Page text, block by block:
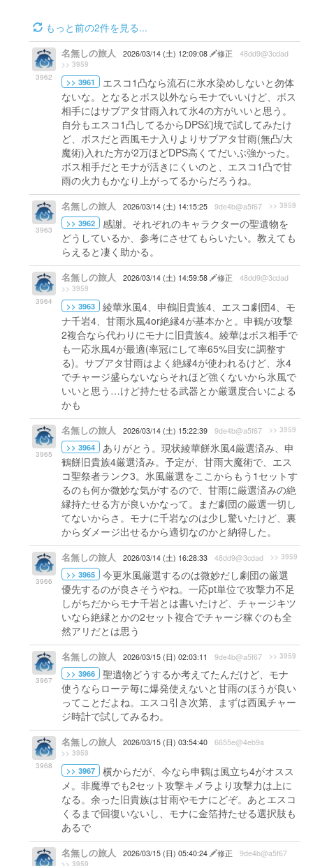
もっと前の2件を見る...
3962
名無しの旅人 2026/03/14 (土) 12:09:08 修正 48dd9@3cdad
>> 3959
>> 3961
エスコ1凸なら流石に氷水染めしないと勿体
ないな。となるとボス以外ならモナでいいけど、ボス
相手にはサブアタ甘雨入れて氷4の方がいいと思う。
自分もエスコ1凸してるからDPS幻境で試してみたけ
ど、ボスだと西風モナ入りよりサブアタ甘雨(無凸/大
魔術)入れた方が2万ほどDPS高くてだいぶ強かった。
ボス相手だとモナが活きにくいのと、エスコ1凸で甘
雨の火力もかなり上がってるからだろうね。
3963
名無しの旅人 2026/03/14 (土) 14:15:25 9de4b@a5f67 >> 3959
>> 3962
感謝。それぞれのキャラクターの聖遺物を
どうしているか、参考にさせてもらいたい。教えても
らえると凄く助かる。
3964
名無しの旅人 2026/03/14 (土) 14:59:58 修正 48dd9@3cdad
>> 3959
>> 3963
綾華氷風4、申鶴旧貴族4、エスコ劇団4、モ
ナ千岩4、甘雨氷風4or絶縁4が基本かと。申鶴が攻撃
2複合なら代わりにモナに旧貴族4。綾華はボス相手で
も一応氷風4が最適(率冠にして率65%目安に調整す
る)。サブアタ甘雨はよく絶縁4が使われるけど、氷4
でチャージ盛らないならそれほど強くないから氷風で
いいと思う…けど持たせる武器とか厳選度合いによる
かも
3965
名無しの旅人 2026/03/14 (土) 15:22:39 9de4b@a5f67 >> 3959
>> 3964
ありがとう。現状綾華餅氷風4厳選済み、申
鶴餅旧貴族4厳選済み。予定が、甘雨大魔術で、エス
コ聖祭者ランク3。氷風厳選をここからもう1セットす
るのも何か微妙な気がするので、甘雨に厳選済みの絶
縁持たせる方が良いかなって。まだ劇団の厳選一切し
てないからさ。モナに千岩なのは少し驚いたけど、裏
からダメージ出せるから適切なのかと納得した。
3966
名無しの旅人 2026/03/14 (土) 16:28:33 48dd9@3cdad >> 3959
>> 3965
今更氷風厳選するのは微妙だし劇団の厳選
優先するのが良さそうやね。一応pt単位で攻撃力不足
しがちだからモナ千岩とは書いたけど、チャージキツ
いなら絶縁とかの2セット複合でチャージ稼ぐのも全
然アリだとは思う
3967
名無しの旅人 2026/03/15 (日) 02:03:11 9de4b@a5f67 >> 3959
>> 3966
聖遺物どうするか考えてたんだけど、モナ
使うならローテ毎に爆発使えないと甘雨のほうが良い
ってことだよね。エスコ引き次第、まずは西風チャー
ジ時計で試してみるわ。
3968
名無しの旅人 2026/03/15 (日) 03:54:40 6655e@4eb9a
>> 3959
>> 3967
横からだが、今なら申鶴は風立ち4がオスス
メ。非魔導でも2セット攻撃キメラより攻撃力は上に
なる。余った旧貴族は甘雨やモナにどぞ。あとエスコ
くるまで回復いないし、モナに金箔持たせる選択肢も
あるで
名無しの旅人 2026/03/15 (日) 05:40:24 修正 9de4b@a5f67
>> 3959